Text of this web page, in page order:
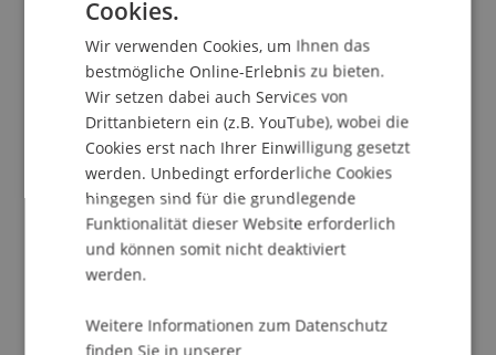
Dozierende/Dozierender:
Univ.-Prof. Dr. Peter Bussjäger
School/Professur:
Institut für Finanzdienstleistungen
Der Staatsgerichtshof hat seine Rechtsprechung
zu Grundrechtsfragen in den vergangenen Jahren
bedeutsame Aspekte dieser Rechtsprechung
Cookies.
Wir verwenden Cookies, um Ihnen das
bestmögliche Online-Erlebnis zu bieten.
Wir setzen dabei auch Services von
Drittanbietern ein (z.B. YouTube), wobei die
Cookies erst nach Ihrer Einwilligung gesetzt
werden. Unbedingt erforderliche Cookies
hingegen sind für die grundlegende
Funktionalität dieser Website erforderlich
und können somit nicht deaktiviert
werden.
Weitere Informationen zum Datenschutz
finden Sie in unserer